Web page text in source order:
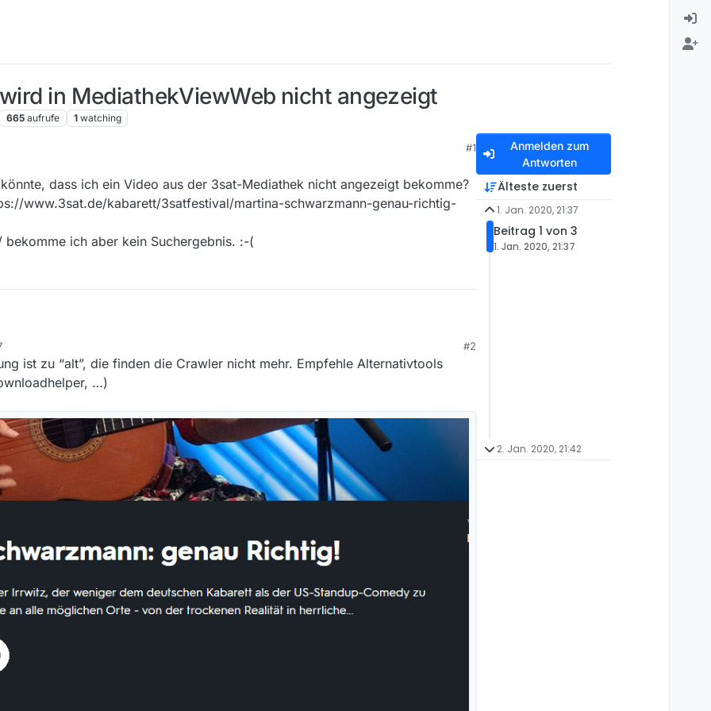
in MediathekViewWeb nicht angezeigt
665 aufrufe 1 watching
#1
dass ich ein Video aus der 3sat-Mediathek nicht angezeigt bekomme?
www.3sat.de/kabarett/3satfestival/martina-schwarzmann-genau-richtig-
ich aber kein Suchergebnis. :-(
https://www.3sat.de/kabarett/3satfestival/martina-schwarzmann-genau-richtig-
bekomme ich aber kein Suchergebnis. :-(
#2
ist zu “alt”, die finden die Crawler nicht mehr. Empfehle Alternativtools
…)
Anmelden zum
Antworten
Älteste zuerst
1. Jan. 2020, 21:37
Beitrag 1 von 3
1. Jan. 2020, 21:37
2. Jan. 2020, 21:42